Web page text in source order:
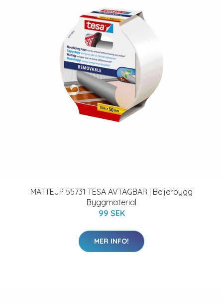
MATTEJP 55731 TESA AVTAGBAR | Beijerbygg
Byggmaterial
99 SEK
MER INFO!